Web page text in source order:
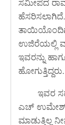
ಸಮೀಪದ
ತಾಯಿಯೊಂದಿಗೆ
ಉಜಿರೆಯಲ್ಲಿ
ಇವರನ್ನು
ಹೋಗುತ್ತಿದ್ದರು.
ಇವರ
ಎಚ್ ಉಮೇಶ್
ಮಾಡುತ್ತಿಲ್ಲ